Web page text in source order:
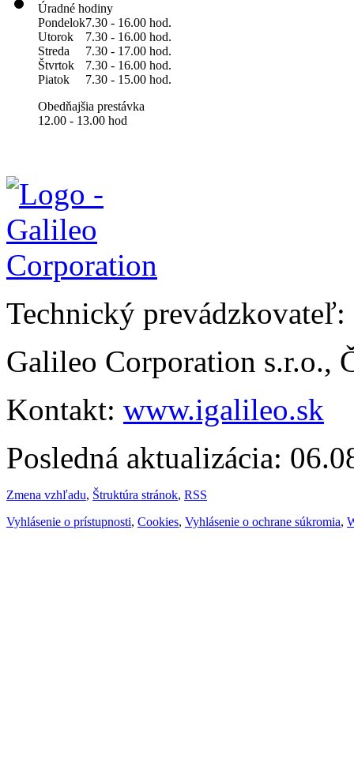
Úradné hodiny
Pondelok7.30 - 16.00 hod.
Utorok
7.30 - 16.00 hod.
Streda
7.30 - 17.00 hod.
Štvrtok
7.30 - 16.00 hod.
Piatok
7.30 - 15.00 hod.
Obedňajšia prestávka
12.00 - 13.00 hod
Technický prevádzkovateľ:
Galileo Corporation s.r.o.,
Kontakt: www.igalileo.sk
Posledná aktualizácia:
Zmena vzhľadu, Štruktúra stránok, RSS
Vyhlásenie o prístupnosti, Cookies, Vyhlásenie o ochrane súkromia,